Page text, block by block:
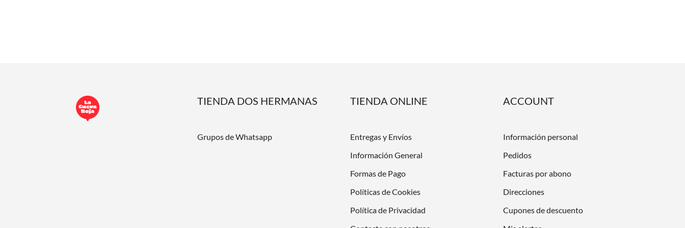
TIENDA DOS HERMANAS
Grupos de Whatsapp
TIENDA ONLINE
Entregas y Envíos
Información General
Formas de Pago
Políticas de Cookies
Política de Privacidad
ACCOUNT
Información personal
Pedidos
Facturas por abono
Direcciones
Cupones de descuento